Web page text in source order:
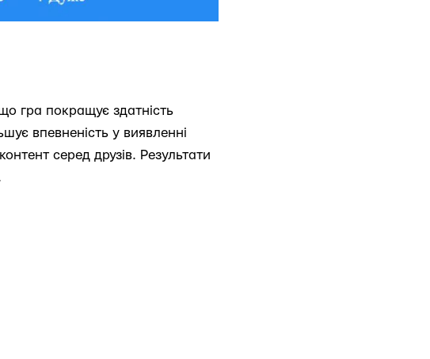
гра покращує здатність
впевненість у виявленні
серед друзів. Результати